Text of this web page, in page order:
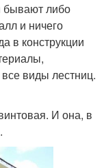
бывают либо
и ничего
в конструкции
виды лестниц.
И она, в